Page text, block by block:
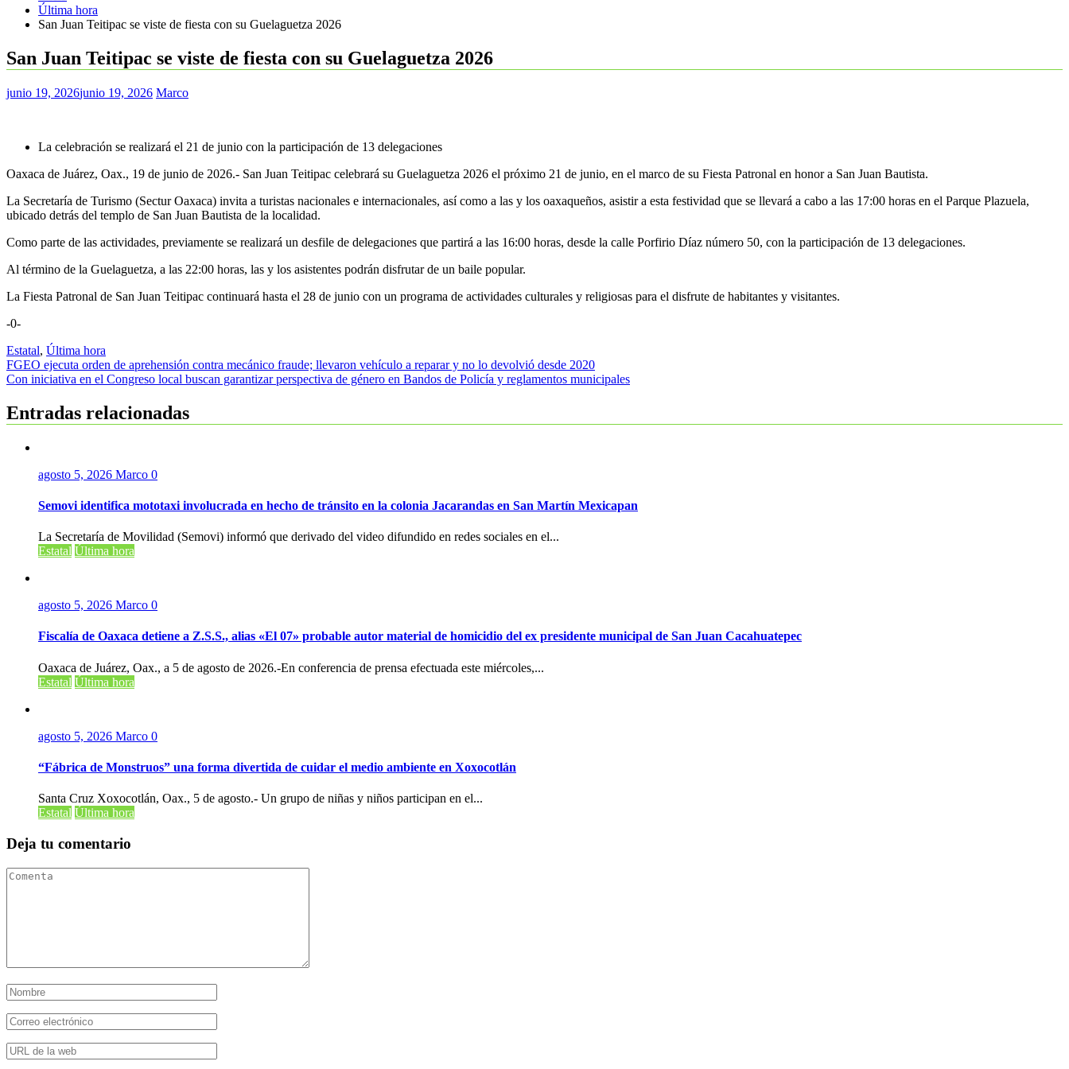
Última hora
San Juan Teitipac se viste de fiesta con su Guelaguetza 2026
San Juan Teitipac se viste de fiesta con su Guelaguetza 2026
junio 19, 2026junio 19, 2026 Marco
La celebración se realizará el 21 de junio con la participación de 13 delegaciones
Oaxaca de Juárez, Oax., 19 de junio de 2026.- San Juan Teitipac celebrará su Guelaguetza 2026 el próximo 21 de junio, en el marco de su Fiesta Patronal en honor a San Juan Bautista.
La Secretaría de Turismo (Sectur Oaxaca) invita a turistas nacionales e internacionales, así como a las y los oaxaqueños, asistir a esta festividad que se llevará a cabo a las 17:00 horas en el Parque Plazuela,
ubicado detrás del templo de San Juan Bautista de la localidad.
Como parte de las actividades, previamente se realizará un desfile de delegaciones que partirá a las 16:00 horas, desde la calle Porfirio Díaz número 50, con la participación de 13 delegaciones.
Al término de la Guelaguetza, a las 22:00 horas, las y los asistentes podrán disfrutar de un baile popular.
La Fiesta Patronal de San Juan Teitipac continuará hasta el 28 de junio con un programa de actividades culturales y religiosas para el disfrute de habitantes y visitantes.
-0-
Estatal, Última hora
Navegación
de
entradas
FGEO ejecuta orden de aprehensión contra mecánico fraude; llevaron vehículo a reparar y no lo devolvió desde 2020
Con iniciativa en el Congreso local buscan garantizar perspectiva de género en Bandos de Policía y reglamentos municipales
Entradas relacionadas
agosto 5, 2026 Marco 0
Semovi identifica mototaxi involucrada en hecho de tránsito en la colonia Jacarandas en San Martín Mexicapan
La Secretaría de Movilidad (Semovi) informó que derivado del video difundido en redes sociales en el...
Estatal Última hora
agosto 5, 2026 Marco 0
Fiscalía de Oaxaca detiene a Z.S.S., alias «El 07» probable autor material de homicidio del ex presidente municipal de San Juan Cacahuatepec
Oaxaca de Juárez, Oax., a 5 de agosto de 2026.-En conferencia de prensa efectuada este miércoles,...
Estatal Última hora
agosto 5, 2026 Marco 0
“Fábrica de Monstruos” una forma divertida de cuidar el medio ambiente en Xoxocotlán
Santa Cruz Xoxocotlán, Oax., 5 de agosto.- Un grupo de niñas y niños participan en el...
Estatal Última hora
Deja tu comentario